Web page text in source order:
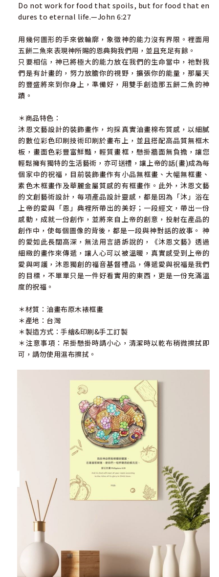
Do not work for food that spoils, but for food that en
dures to eternal life.—John 6:27
用幾何圖形的手來做輪廓，象徵神的能力沒有界限。裡面用
五餅二魚來表現神所賜的恩典夠我們用，並且充足有餘。
只要相信，神已將極大的能力放在我們的生命當中，祂對我
們是有計畫的，努力放膽你的視野，擴張你的能量，那屬天
的豐盛將來到你身上，準備好，用雙手創造那五餅二魚的神
蹟。
＊商品特色：
沐恩文藝設計的裝飾畫作，均採真實油畫棉布質感，以細膩
的數位彩色印刷技術印刷於畫布上，並且搭配高品質無框木
板，畫面色彩豐富鮮豔，輕質畫框，懸掛牆面無負擔，讓您
輕鬆擁有獨特的生活藝術，亦可送禮，讓上帝的話(畫)成為每
個家中的祝福，目前裝飾畫作有小品無框畫、大幅無框畫、
素色木框畫作及華麗金屬質感的有框畫作。此外，沐恩文藝
的文創藝術設計，每項產品設計靈感，都是因為「沐」浴在
上帝的愛與「恩」典裡所帶出的美好；一段經文，帶出一份
感動，成就一份創作，並將來自上帝的創意，投射在產品的
創作中，使每個圖像的背後，都是一段與神對話的故事。 神
的愛如此長闊高深，無法用言語訴說的，《沐恩文藝》透過
細緻的畫作來傳遞，讓人心可以被溫暖，真實感受到上帝的
愛與呵護，沐恩獨創的福音基督禮品，傳遞愛與祝福是我們
的目標，不單單只是一件好看實用的東西，更是一份充滿溫
度的祝福。
＊材質：油畫布原木裱框畫
＊產地：台灣
＊製造方式：手繪&印刷&手工訂製
＊注意事項：吊掛懸掛時請小心，清潔時以乾布稍微擦拭即
可，請勿使用濕布擦拭。